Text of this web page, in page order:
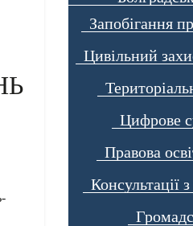
Запобігання
Цивільний
Цифрове
Правова
Консультації